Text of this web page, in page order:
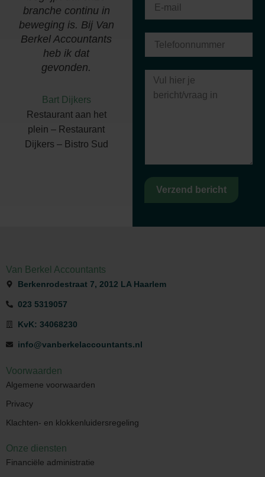
Verzend bericht
branche continu in
beweging is. Bij Van
Berkel Accountants
heb ik dat
gevonden.
Bart Dijkers
Restaurant aan het
plein – Restaurant
Dijkers – Bistro Sud
Van den Heuvel P en
R Holding b.v.
Van Berkel Accountants
Berkenrodestraat 7, 2012 LA Haarlem
023 5319057
KvK: 34068230
info@vanberkelaccountants.nl
Voorwaarden
Algemene voorwaarden
Privacy
Klachten- en klokkenluidersregeling
Onze diensten
Financiële administratie